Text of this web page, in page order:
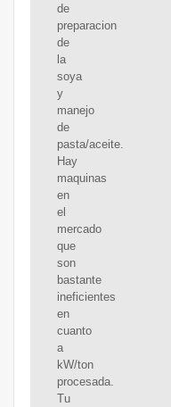
de
preparacion
de
la
soya
y
manejo
de
pasta/aceite.
Hay
maquinas
en
el
mercado
que
son
bastante
ineficientes
en
cuanto
a
kW/ton
procesada.
Tu